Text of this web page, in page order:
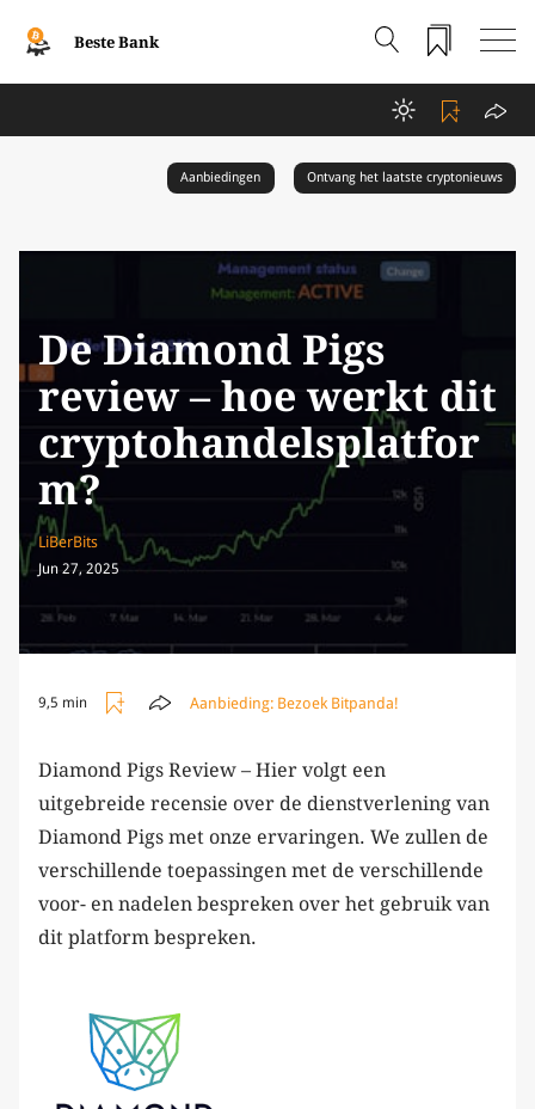
Beste Bank
Aanbiedingen Ontvang het laatste cryptonieuws
De Diamond Pigs
review – hoe werkt dit
cryptohandelsplatfor
m?
LiBerBits
Jun 27, 2025
9,5 min Aanbieding: Bezoek Bitpanda!
Diamond Pigs Review – Hier volgt een
uitgebreide recensie over de dienstverlening van
Diamond Pigs met onze ervaringen. We zullen de
verschillende toepassingen met de verschillende
voor- en nadelen bespreken over het gebruik van
dit platform bespreken.